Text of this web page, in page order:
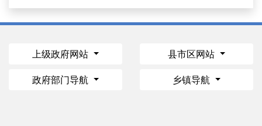
上级政府网站 县市区网站
政府部门导航 乡镇导航